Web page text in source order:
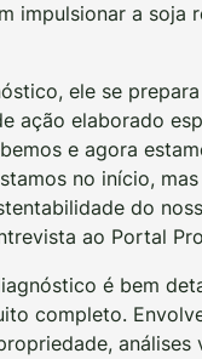
impulsionar a soja
ele se
ação elaborado
e agora
no início,
do
ao Portal
é bem
completo.
análises